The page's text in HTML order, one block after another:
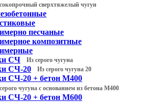
сверхтяжелый чугун
песчаные
композитные
СЧ
Из серого чугуна
СЧ-20 Из серого чугуна 20
СЧ-20 + бетон М400
чугуна с основанием из бетона М400
СЧ-20 + бетон М600